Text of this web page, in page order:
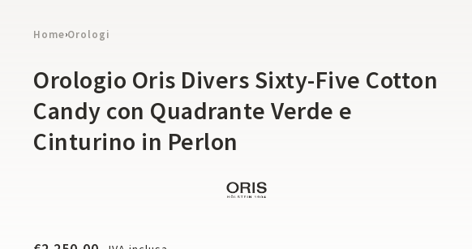
Home›Orologi
Orologio Oris Divers Sixty-Five Cotton
Candy con Quadrante Verde e
Cinturino in Perlon